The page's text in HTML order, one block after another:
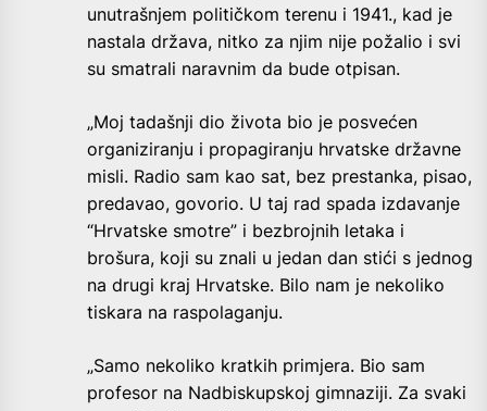
unutrašnjem političkom terenu i 1941., kad je
nastala država, nitko za njim nije požalio i svi
su smatrali naravnim da bude otpisan.
„Moj tadašnji dio života bio je posvećen
organiziranju i propagiranju hrvatske državne
misli. Radio sam kao sat, bez prestanka, pisao,
predavao, govorio. U taj rad spada izdavanje
“Hrvatske smotre” i bezbrojnih letaka i
brošura, koji su znali u jedan dan stići s jednog
na drugi kraj Hrvatske. Bilo nam je nekoliko
tiskara na raspolaganju.
„Samo nekoliko kratkih primjera. Bio sam
profesor na Nadbiskupskoj gimnaziji. Za svaki